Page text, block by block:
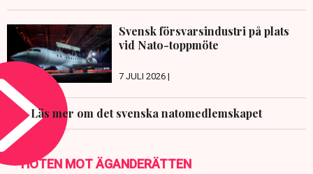
Svensk försvarsindustri på plats
vid Nato-toppmöte
7 JULI 2026 |
Läs mer om det svenska natomedlemskapet
HOTEN MOT ÄGANDERÄTTEN